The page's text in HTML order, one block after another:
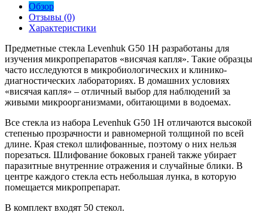
Обзор
Отзывы (0)
Характеристики
Предметные стекла Levenhuk G50 1H разработаны для
изучения микропрепаратов «висячая капля». Такие образцы
часто исследуются в микробиологических и клинико-
диагностических лабораториях. В домашних условиях
«висячая капля» – отличный выбор для наблюдений за
живыми микроорганизмами, обитающими в водоемах.
Все стекла из набора Levenhuk G50 1H отличаются высокой
степенью прозрачности и равномерной толщиной по всей
длине. Края стекол шлифованные, поэтому о них нельзя
порезаться. Шлифование боковых граней также убирает
паразитные внутренние отражения и случайные блики. В
центре каждого стекла есть небольшая лунка, в которую
помещается микропрепарат.
В комплект входят 50 стекол.